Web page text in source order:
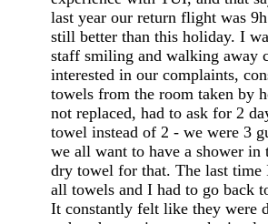
last year our return flight was
still better than this holiday. I
staff smiling and walking away
interested in our complaints,
towels from the room taken by
not replaced, had to ask for 2
towel instead of 2 - we were 3
we all want to have a shower in
dry towel for that. The last time
all towels and I had to go back
It constantly felt like they were